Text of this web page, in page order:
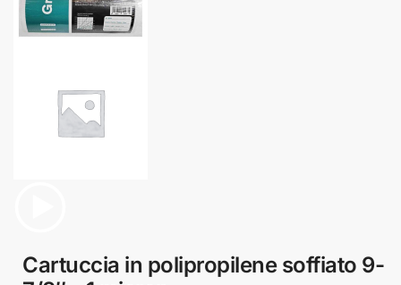
Cartuccia in polipropilene soffiato 9-